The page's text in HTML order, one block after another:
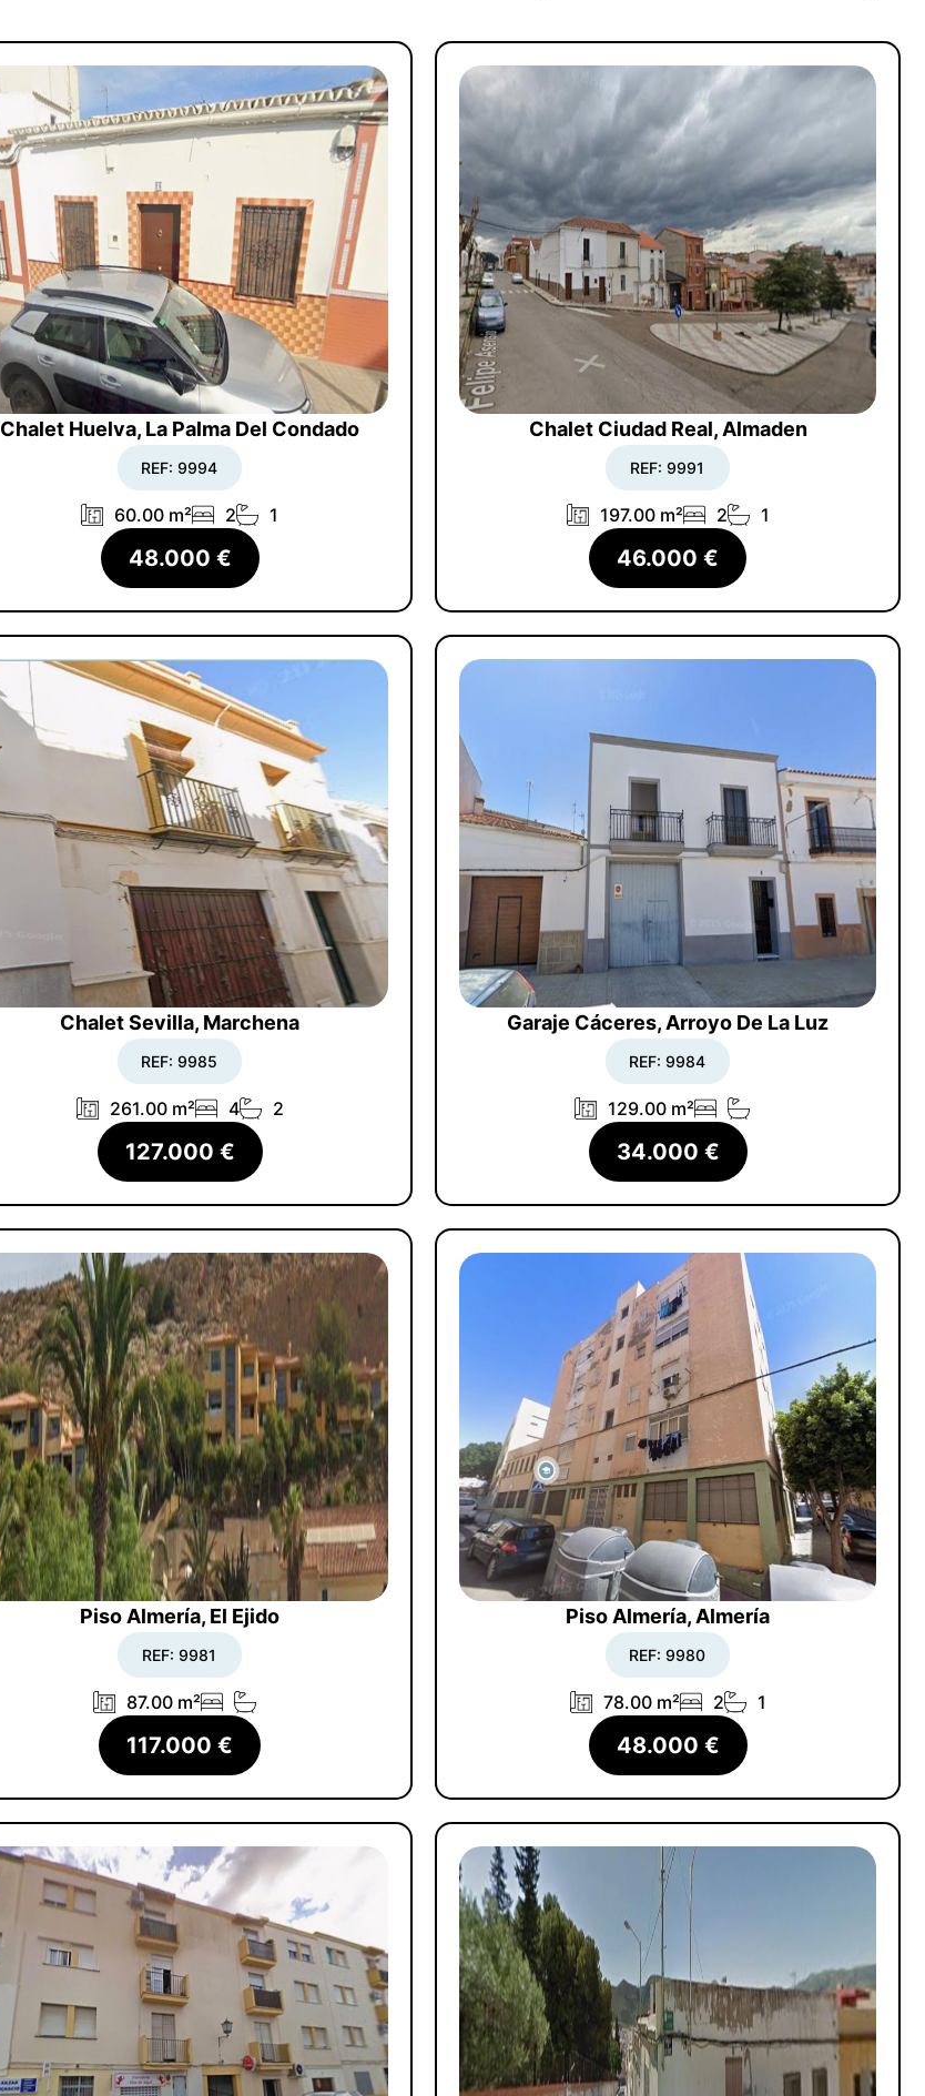
Chalet Huelva, La Palma Del Condado
REF: 9994
60.00 m² 2 1
48.000 €
Chalet Ciudad Real, Almaden
REF: 9991
197.00 m² 2 1
46.000 €
Chalet Sevilla, Marchena
REF: 9985
261.00 m² 4 2
127.000 €
Garaje Cáceres, Arroyo De La Luz
REF: 9984
129.00 m²
34.000 €
Piso Almería, El Ejido
REF: 9981
87.00 m²
117.000 €
Piso Almería, Almería
REF: 9980
78.00 m² 2 1
48.000 €